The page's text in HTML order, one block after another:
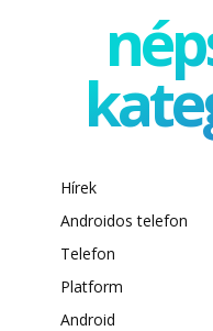
Hírek
Androidos telefon
Telefon
Platform
Android